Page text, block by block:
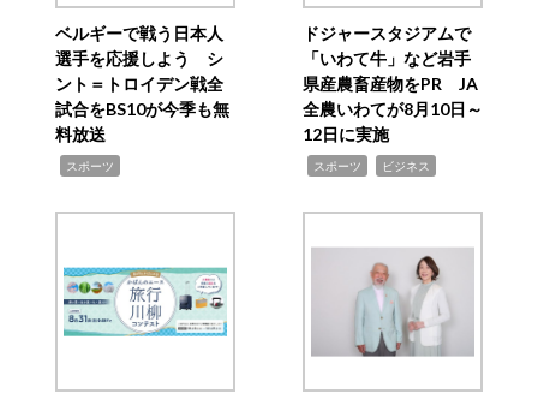
ベルギーで戦う日本人
選手を応援しよう シ
ント＝トロイデン戦全
試合をBS10が今季も無
料放送
スポーツ
ドジャースタジアムで
「いわて牛」など岩手
県産農畜産物をPR JA
全農いわてが8月10日～
12日に実施
スポーツ ビジネス